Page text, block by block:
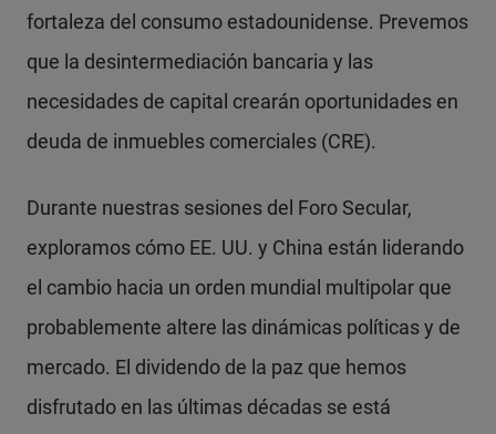
fortaleza del consumo estadounidense. Prevemos
que la desintermediación bancaria y las
necesidades de capital crearán oportunidades en
deuda de inmuebles comerciales (CRE).
Durante nuestras sesiones del Foro Secular,
exploramos cómo EE. UU. y China están liderando
el cambio hacia un orden mundial multipolar que
probablemente altere las dinámicas políticas y de
mercado. El dividendo de la paz que hemos
disfrutado en las últimas décadas se está